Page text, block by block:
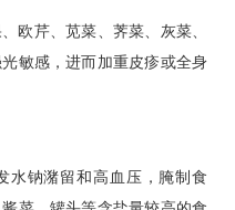
欧芹、苋菜、荠菜、灰菜、
敏感，进而加重皮疹或全身
水钠潴留和高血压 ，腌制食